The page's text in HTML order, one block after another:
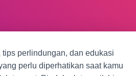
perlindungan, dan edukasi
perlu diperhatikan saat kamu